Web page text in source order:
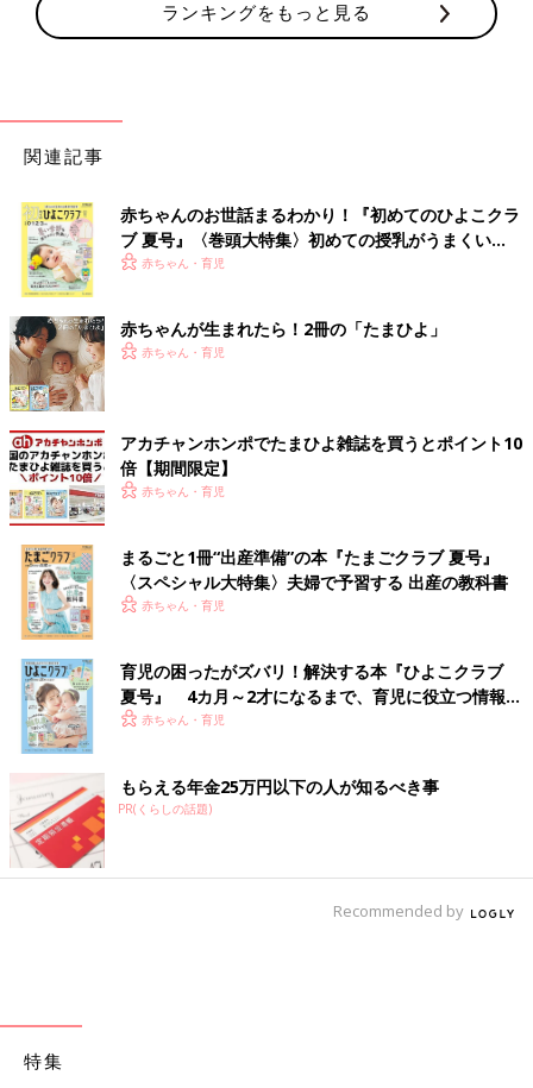
ランキングをもっと見る
関連記事
赤ちゃんのお世話まるわかり！『初めてのひよこクラ
ブ 夏号』〈巻頭大特集〉初めての授乳がうまくい
く！ おっぱい・ミルクの基本と夏のトラブル 解決テ
赤ちゃん・育児
赤ちゃんが生まれたら！2冊の「たまひよ」
赤ちゃん・育児
アカチャンホンポでたまひよ雑誌を買うとポイント10
倍【期間限定】
赤ちゃん・育児
まるごと1冊“出産準備”の本『たまごクラブ 夏号』
〈スペシャル大特集〉夫婦で予習する 出産の教科書
赤ちゃん・育児
育児の困ったがズバリ！解決する本『ひよこクラブ
夏号』 4カ月～2才になるまで、育児に役立つ情報が
いっぱい！
赤ちゃん・育児
もらえる年金25万円以下の人が知るべき事
PR(くらしの話題)
Recommended by
特集